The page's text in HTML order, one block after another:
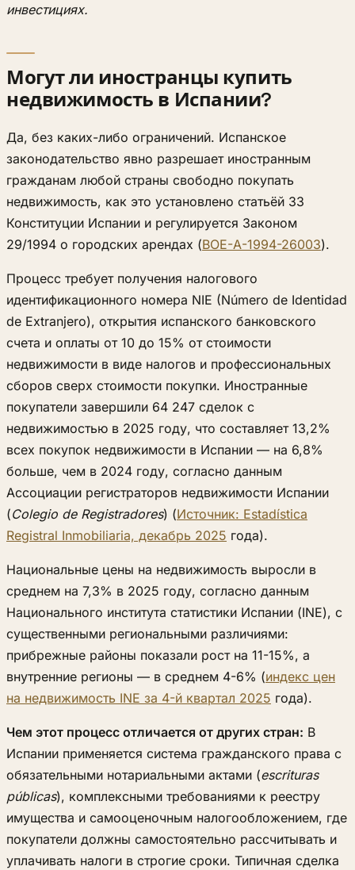
инвестициях.
Могут ли иностранцы купить
недвижимость в Испании?
Да, без каких-либо ограничений. Испанское
законодательство явно разрешает иностранным
гражданам любой страны свободно покупать
недвижимость, как это установлено статьёй 33
Конституции Испании и регулируется Законом
29/1994 о городских арендах (BOE-A-1994-26003).
Процесс требует получения налогового
идентификационного номера NIE (Número de Identidad
de Extranjero), открытия испанского банковского
счета и оплаты от 10 до 15% от стоимости
недвижимости в виде налогов и профессиональных
сборов сверх стоимости покупки. Иностранные
покупатели завершили 64 247 сделок с
недвижимостью в 2025 году, что составляет 13,2%
всех покупок недвижимости в Испании — на 6,8%
больше, чем в 2024 году, согласно данным
Ассоциации регистраторов недвижимости Испании
(Colegio de Registradores) (Источник: Estadística
Registral Inmobiliaria, декабрь 2025 года).
Национальные цены на недвижимость выросли в
среднем на 7,3% в 2025 году, согласно данным
Национального института статистики Испании (INE), с
существенными региональными различиями:
прибрежные районы показали рост на 11-15%, а
внутренние регионы — в среднем 4-6% (индекс цен
на недвижимость INE за 4-й квартал 2025 года).
Чем этот процесс отличается от других стран: В
Испании применяется система гражданского права с
обязательными нотариальными актами (escrituras
públicas), комплексными требованиями к реестру
имущества и самооценочным налогообложением, где
покупатели должны самостоятельно рассчитывать и
уплачивать налоги в строгие сроки. Типичная сделка